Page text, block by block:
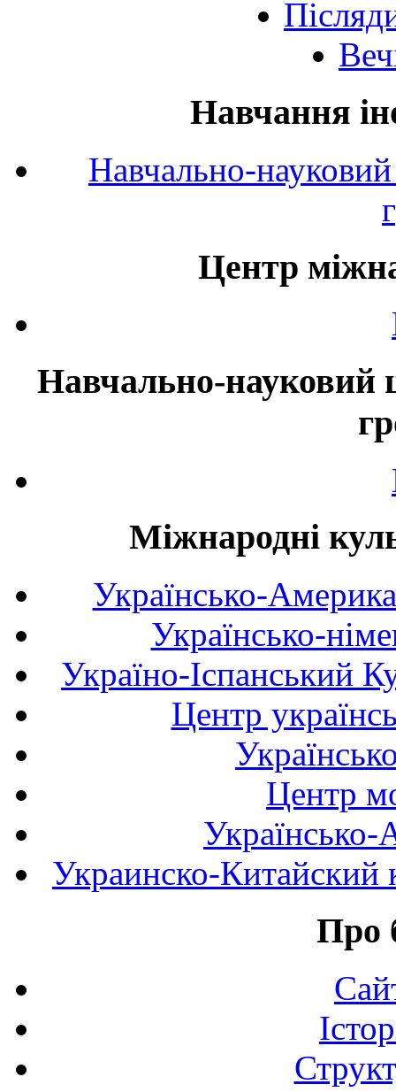
Навчання
Навчально-
Центр
Навчально-науковий
Міжнародні
Українсько-
Українсько-
Україно-Іспанський
Центр
Центр
Українсько-
Украинско-Китайский
Про